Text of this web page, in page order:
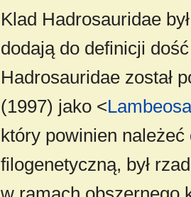
Klad Hadrosauridae
dodają do definicji
Hadrosauridae został
(1997) jako <
który powinien
filogenetyczną, był